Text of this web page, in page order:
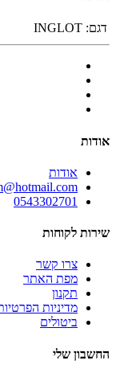
דגם: INGLOT
אודות
אודות
0543302701
שירות לקוחות
צרו קשר
מפת האתר
תקנון
מדיניות
ביטולים
החשבון שלי